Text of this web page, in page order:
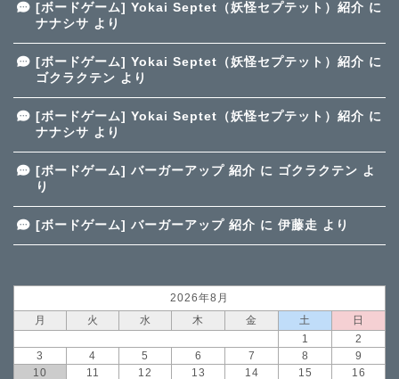
[ボードゲーム] Yokai Septet（妖怪セプテット）紹介 に
ナナシサ より
[ボードゲーム] Yokai Septet（妖怪セプテット）紹介 に
ゴクラクテン より
[ボードゲーム] Yokai Septet（妖怪セプテット）紹介 に
ナナシサ より
[ボードゲーム] バーガーアップ 紹介 に ゴクラクテン よ
り
[ボードゲーム] バーガーアップ 紹介 に 伊藤走 より
2026年8月
月
火 水 木 金 土
日
1
2
3
4 5 6 7 8
9
10
11 12 13 14 15 16